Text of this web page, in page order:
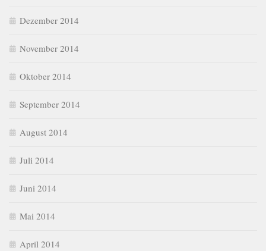
Dezember 2014
November 2014
Oktober 2014
September 2014
August 2014
Juli 2014
Juni 2014
Mai 2014
April 2014